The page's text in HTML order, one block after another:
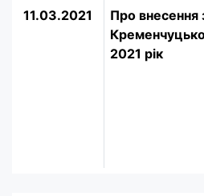
11.03.2021
Про внесення
2021 рік